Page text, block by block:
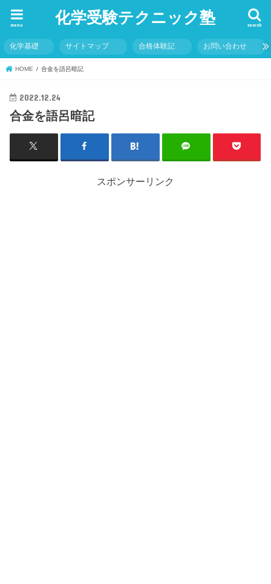
化学受験テクニック塾 search
menu
化学基礎 サイトマップ 合格体験記 お問い合わせ
HOME 合金を語呂暗記
2022.12.24
合金を語呂暗記
スポンサーリンク